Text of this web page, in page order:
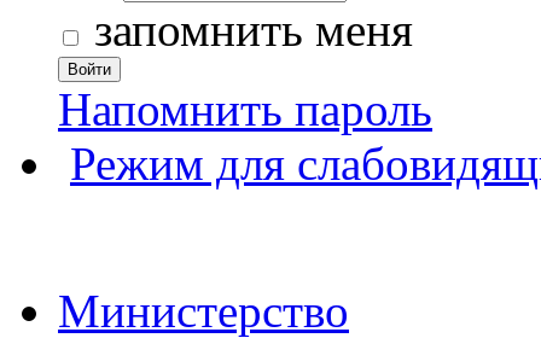
запомнить меня
Войти
Напомнить пароль
Режим для
Министерство